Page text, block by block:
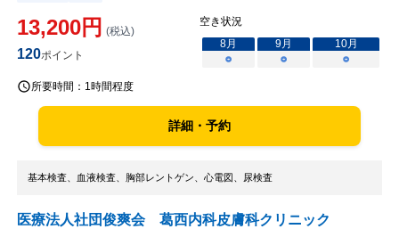
13,200円 (税込)
120ポイント
空き状況
8月 9月 10月
○
○ ○
所要時間： 1時間程度
詳細・予約
基本検査、血液検査、胸部レントゲン、心電図、尿検査
医療法人社団俊爽会 葛西内科皮膚科クリニック